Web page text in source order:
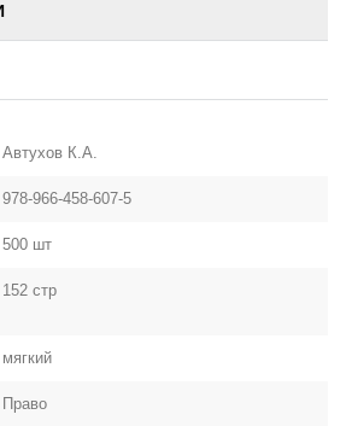
Автухов К.А.
978-966-458-607-5
500 шт
152 стр
мягкий
Право